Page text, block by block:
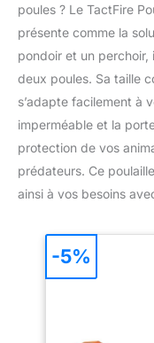
poules ? Le TactFire
présente comme la
pondoir et un
deux poules. Sa taille
s’adapte facilement à
imperméable et la
protection de vos
prédateurs. Ce
ainsi à vos besoins
-5%